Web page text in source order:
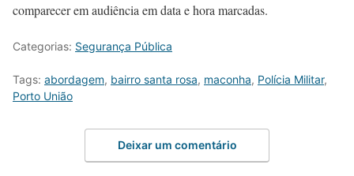
comparecer em audiência em data e hora marcadas.
Categorias: Segurança Pública
Tags: abordagem, bairro santa rosa, maconha, Polícia Militar,
Porto União
Deixar um comentário